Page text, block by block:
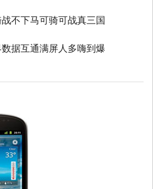
不下马可骑可战真三国
据互通满屏人多嗨到爆